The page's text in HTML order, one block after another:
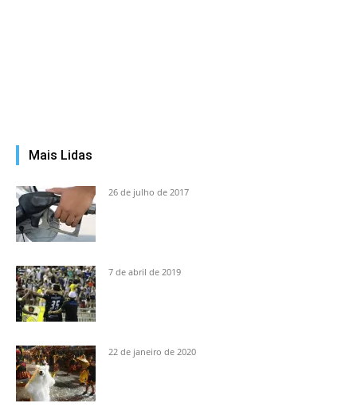
Mais Lidas
26 de julho de 2017
7 de abril de 2019
22 de janeiro de 2020